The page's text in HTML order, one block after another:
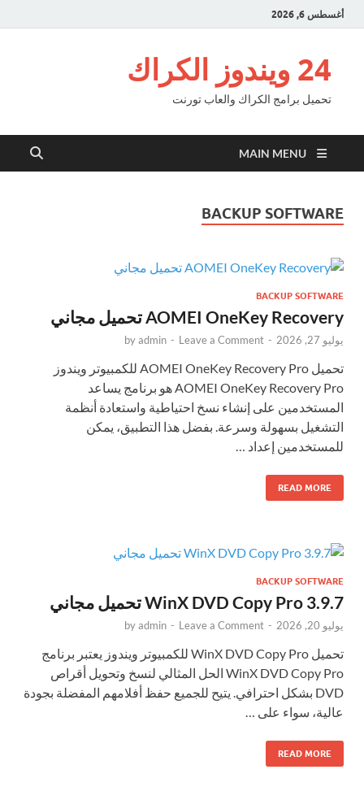
أغسطس 6, 2026
24 ويندوز الكراك
تحميل برامج الكراك والعاب تورنت
MAIN MENU
BACKUP SOFTWARE
BACKUP SOFTWARE
AOMEI OneKey Recovery تحميل مجاني
يوليو 27, 2026 -
byadmin - Leave a Comment
تحميل AOMEI OneKey Recovery Pro للكمبيوتر ويندوز
AOMEI OneKey Recovery Pro هو برنامج يساعد
المستخدمين على إنشاء نسخ احتياطية واستعادة أنظمة
التشغيل بسهولة وسرعة. بفضل هذا التطبيق، يمكن
للمستخدمين إعداد …
READ MORE
BACKUP SOFTWARE
WinX DVD Copy Pro 3.9.7 تحميل مجاني
يوليو 20, 2026 -
byadmin - Leave a Comment
تحميل WinX DVD Copy Pro للكمبيوتر ويندوز يعتبر برنامج
WinX DVD Copy Pro الحل المثالي لنسخ وتحويل أقراص
DVD بشكل احترافي. يتيح للجميع حفظ أفلامهم المفضلة بجودة
عالية، سواء على …
READ MORE